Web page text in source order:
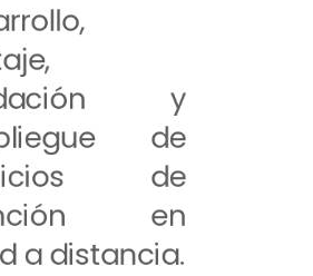
y
de
de
en
a distancia.